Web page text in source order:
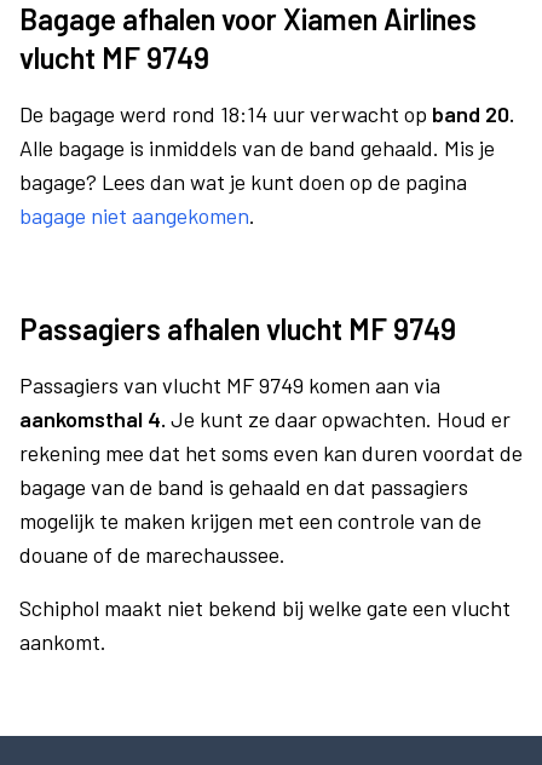
Bagage afhalen voor Xiamen Airlines
vlucht MF 9749
De bagage werd rond 18:14 uur verwacht op band 20.
Alle bagage is inmiddels van de band gehaald. Mis je
bagage? Lees dan wat je kunt doen op de pagina
bagage niet aangekomen.
Passagiers afhalen vlucht MF 9749
Passagiers van vlucht MF 9749 komen aan via
aankomsthal 4. Je kunt ze daar opwachten. Houd er
rekening mee dat het soms even kan duren voordat de
bagage van de band is gehaald en dat passagiers
mogelijk te maken krijgen met een controle van de
douane of de marechaussee.
Schiphol maakt niet bekend bij welke gate een vlucht
aankomt.